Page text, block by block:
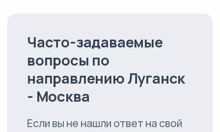
Часто-задаваемые
вопросы по
направлению Луганск
- Москва
Если вы не нашли ответ на свой